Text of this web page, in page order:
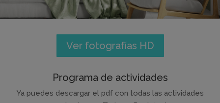
Ver fotografías HD
Programa de actividades
Ya puedes descargar el pdf con todas las actividades